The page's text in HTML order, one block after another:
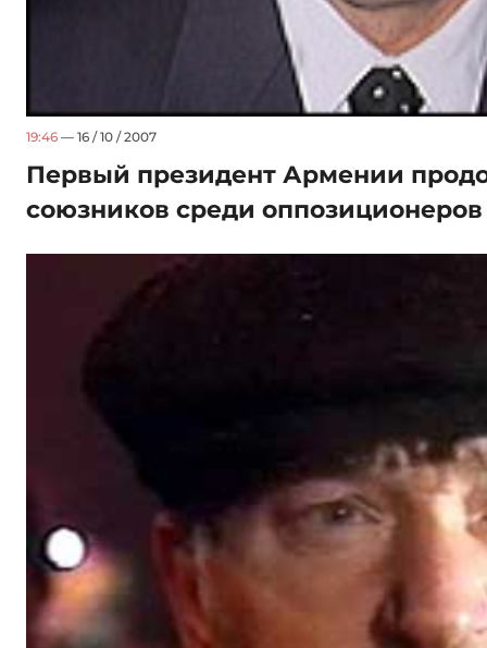
19:46 — 16 / 10 / 2007
Первый президент Армении
союзников среди оппозиционеров